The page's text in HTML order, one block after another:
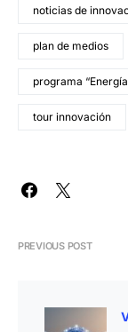
noticias de
plan de medios
programa
tour innovación
PREVIOUS POST